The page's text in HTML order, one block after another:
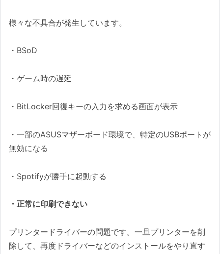
様々な不具合が発生しています。
・BSoD
・ゲーム時の遅延
・BitLocker回復キーの入力を求める画面が表示
・一部のASUSマザーボード環境で、特定のUSBポートが
無効になる
・Spotifyが勝手に起動する
・正常に印刷できない
プリンタードライバーの問題です。一旦プリンターを削
除して、再度ドライバーなどのインストールをやり直す